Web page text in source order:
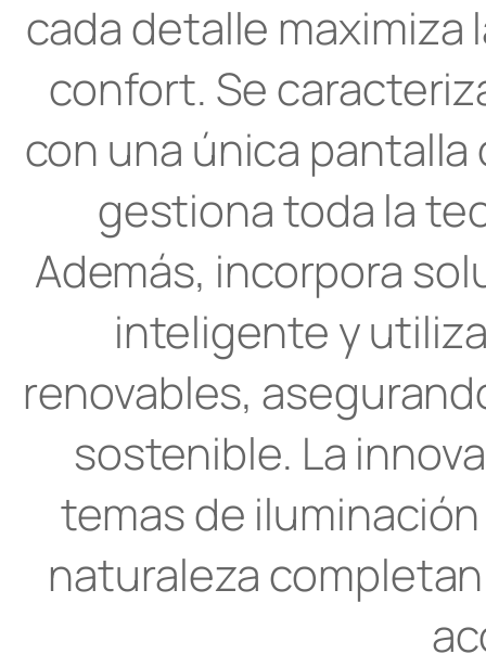
cada detalle maximiza
confort. Se
con una única pantalla
gestiona toda la
Además, incorpora
inteligente y
renovables,
sostenible. La
temas de
naturaleza